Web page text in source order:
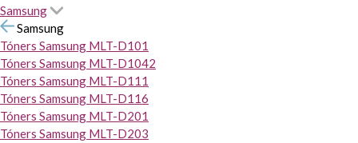
Samsung
Samsung
Tóners Samsung MLT-D101
Tóners Samsung MLT-D1042
Tóners Samsung MLT-D111
Tóners Samsung MLT-D116
Tóners Samsung MLT-D201
Tóners Samsung MLT-D203